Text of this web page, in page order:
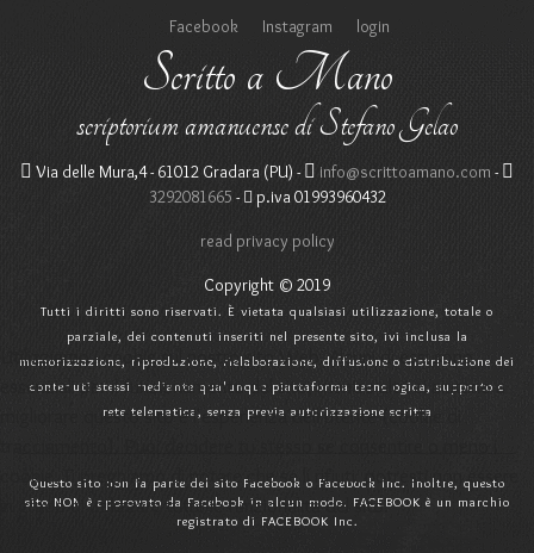
Facebook Instagram login
Scritto a Mano
scriptorium amanuense di Stefano Gelao
Via delle Mura,4 - 61012 Gradara (PU) - info@scrittoamano.com -
3292081665 - p.iva 01993960432
read privacy policy
Copyright © 2019
Tutti i diritti sono riservati. È vietata qualsiasi utilizzazione, totale o
parziale, dei contenuti inseriti nel presente sito, ivi inclusa la
memorizzazione, riproduzione, rielaborazione, diffusione o distribuzione dei
contenuti stessi mediante qualunque piattaforma tecnologica, supporto o
rete telematica, senza previa autorizzazione scritta
Questo sito non fa parte del sito Facebook o Facebook Inc. Inoltre, questo
sito NON è approvato da Facebook in alcun modo. FACEBOOK è un marchio
registrato di FACEBOOK Inc.
Utilizziamo i cookie sul nostro sito Web. Alcuni di essi sono
essenziali per il funzionamento del sito, mentre altri ci aiutano a
migliorare questo sito e l'esperienza dell'utente (cookie di
cookie. Ti preghiamo di notare che se li rifiuti, potresti non essere
in grado di utilizzare tutte le funzionalità del sito.